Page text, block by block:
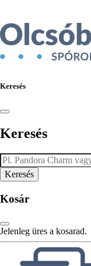
Keresés
Keresés
Kosár
Jelenleg üres a kosarad.